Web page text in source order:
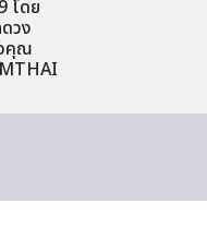
โดย
วง
คุณ